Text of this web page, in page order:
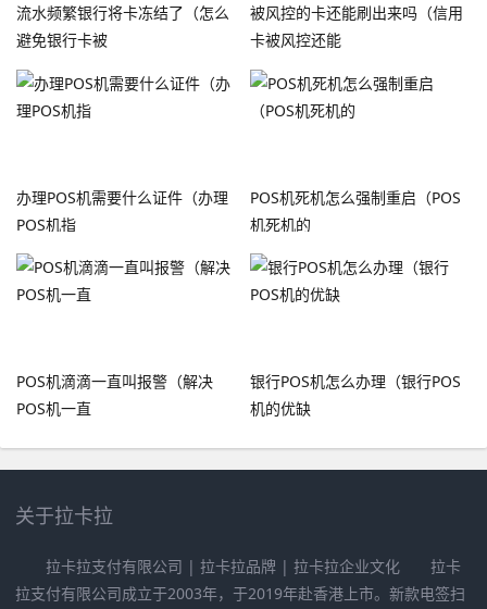
流水频繁银行将卡冻结了（怎么
避免银行卡被
被风控的卡还能刷出来吗（信用
卡被风控还能
办理POS机需要什么证件（办理
POS机指
POS机死机怎么强制重启（POS
机死机的
POS机滴滴一直叫报警（解决
POS机一直
银行POS机怎么办理（银行POS
机的优缺
关于拉卡拉
拉卡拉支付有限公司 | 拉卡拉品牌 | 拉卡拉企业文化 拉卡
拉支付有限公司成立于2003年，于2019年赴香港上市。新款电签扫